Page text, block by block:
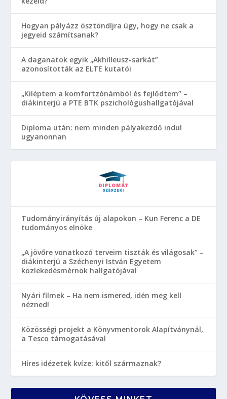
Hogyan pályázz ösztöndíjra úgy, hogy ne csak a
jegyeid számítsanak?
A daganatok egyik „Akhilleusz-sarkát”
azonosították az ELTE kutatói
„Kiléptem a komfortzónámból és fejlődtem” –
diákinterjú a PTE BTK pszichológushallgatójával
Diploma után: nem minden pályakezdő indul
ugyanonnan
Tudományirányítás új alapokon – Kun Ferenc a DE
tudományos elnöke
„A jövőre vonatkozó terveim tiszták és világosak” –
diákinterjú a Széchenyi István Egyetem
közlekedésmérnök hallgatójával
Nyári filmek – Ha nem ismered, idén meg kell
nézned!
Közösségi projekt a Könyvmentorok Alapítványnál,
a Tesco támogatásával
Híres idézetek kvíze: kitől származnak?